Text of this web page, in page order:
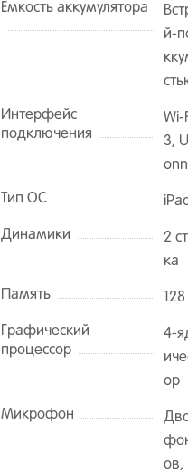
Ёмкость аккумулятора
й-
Интерфейс
подключения
3,
Тип ОС
Динамики
2
ка
Память
Графический
процессор
4-
ор
Микрофон
ов,